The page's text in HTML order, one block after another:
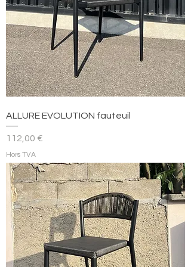
ALLURE EVOLUTION fauteuil
Prix
112,00 €
Hors TVA